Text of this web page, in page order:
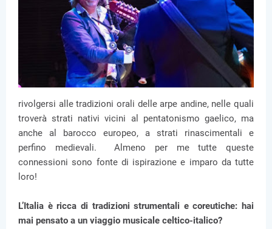
rivolgersi alle tradizioni orali delle arpe andine, nelle quali
troverà strati nativi vicini al pentatonismo gaelico, ma
anche al barocco europeo, a strati rinascimentali e
perfino medievali. Almeno per me tutte queste
connessioni sono fonte di ispirazione e imparo da tutte
loro!
L’Italia è ricca di tradizioni strumentali e coreutiche: hai
mai pensato a un viaggio musicale celtico-italico?